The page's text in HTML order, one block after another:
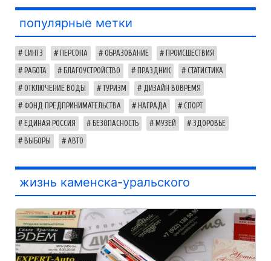
популярные метки
СИНТЗ ПЕРСОНА ОБРАЗОВАНИЕ ПРОИСШЕСТВИЯ
РАБОТА БЛАГОУСТРОЙСТВО ПРАЗДНИК СТАТИСТИКА
ОТКЛЮЧЕНИЕ ВОДЫ ТУРИЗМ ДИЗАЙН ВОВРЕМЯ
ФОНД ПРЕДПРИНИМАТЕЛЬСТВА НАГРАДА СПОРТ
ЕДИНАЯ РОССИЯ БЕЗОПАСНОСТЬ МУЗЕЙ ЗДОРОВЬЕ
ВЫБОРЫ АВТО
жизнь каменска-уральского